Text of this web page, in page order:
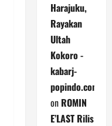
Harajuku,
Rayakan
Ultah
Kokoro -
kabarj-
popindo.com
on ROMIN
E’LAST Rilis